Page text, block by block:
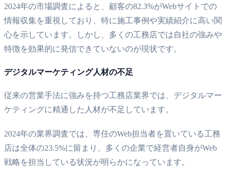
2024年の市場調査によると、顧客の82.3%がWebサイトでの
情報収集を重視しており、特に施工事例や実績紹介に高い関
心を示しています。しかし、多くの工務店では自社の強みや
特徴を効果的に発信できていないのが現状です。
デジタルマーケティング人材の不足
従来の営業手法に強みを持つ工務店業界では、デジタルマー
ケティングに精通した人材が不足しています。
2024年の業界調査では、専任のWeb担当者を置いている工務
店は全体の23.5%に留まり、多くの企業で経営者自身がWeb
戦略を担当している状況が明らかになっています。